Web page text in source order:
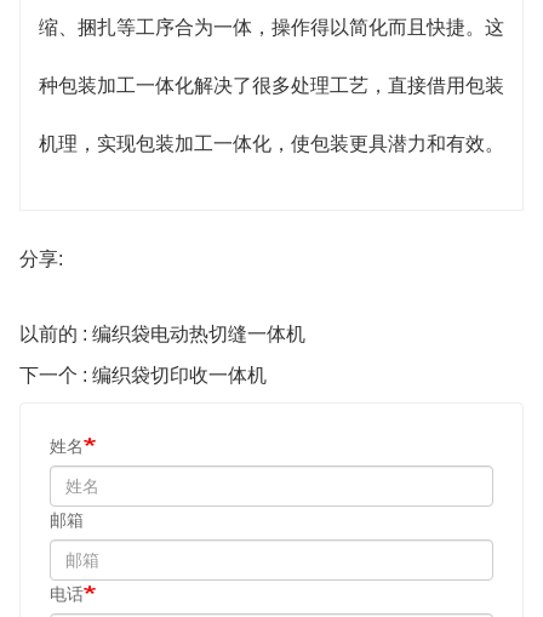
缩、捆扎等工序合为一体，操作得以简化而且快捷。这
种包装加工一体化解决了很多处理工艺，直接借用包装
机理，实现包装加工一体化，使包装更具潜力和有效。
分享:
以前的 : 编织袋电动热切缝一体机
下一个 : 编织袋切印收一体机
姓名
邮箱
电话